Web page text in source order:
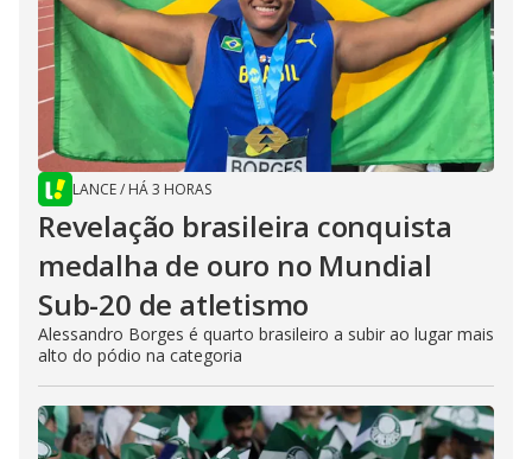
LANCE/ HÁ 3 HORAS
Revelação brasileira conquista
medalha de ouro no Mundial
Sub-20 de atletismo
Alessandro Borges é quarto brasileiro a subir ao lugar mais
alto do pódio na categoria